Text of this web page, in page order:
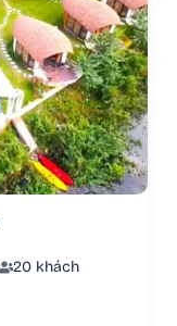
20 khách